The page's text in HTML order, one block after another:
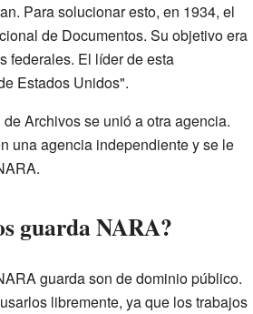
Para solucionar esto, en 1934, el
de Documentos. Su objetivo era
federales. El líder de esta
Estados Unidos".
Archivos se unió a otra agencia.
una agencia independiente y se le
guarda NARA?
guarda son de dominio público.
libremente, ya que los trabajos